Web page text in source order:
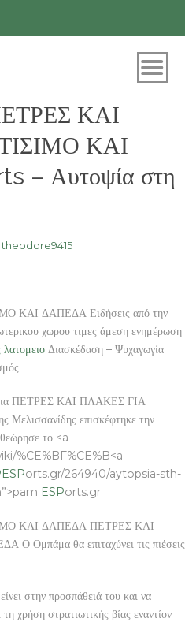
ΚΑΙ
ΚΑΙ
– Αυτοψία στη
theodore9415
ΚΑΙ ΔΑΠΕΔΑ Ειδήσεις από την
χωρου τιμες άμεση ενημέρωση
Διασκέδαση – Ψυχαγωγία
ΠΕΤΡΕΣ ΚΑΙ ΠΛΑΚΕΣ ΓΙΑ
επισκέφτηκε την
το <a
%CE%BF%CE%B<a
ESPorts.gr/264940/aytopsia-sth-
ESPorts.gr
ΚΑΙ ΔΑΠΕΔΑ ΠΕΤΡΕΣ ΚΑΙ
θα επιταχύνει τις πιέσεις
στην προσπάθειά του και να
χρήση στρατιωτικής βίας εναντίον